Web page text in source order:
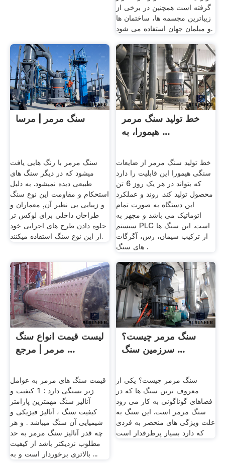
گرفته است همچنین در برخی از
زیباترین مجسمه ها، ساختمان ها
و مبلمان جهان استفاده می شود.
سنگ مرمر | مرسا
سنگ مرمر با رنگ هایی یافت
میشود که در دیگر سنگ های
طبیعی دیده نمیشود. به دلیل
استحکام و مقاومت این نوع سنگ
و زیبایی بی نظیر آن, معماران و
طراحان داخلی برای لوکس تر
جلوه دادن طرح های اجرایی خود
از این نوع سنگ استفاده میکنند.
خط تولید سنگ مرمر
هیمورا، به ...
خط تولید سنگ مرمر از ضایعات
سنگی هیمورا این قابلیت را دارد
که بتواند در هر یک روز 6 تن
محصول تولید کند. روند و عملکرد
این دستگاه به صورت تمام
اتوماتیک می باشد و مجهز به
سیستم PLC است. این سنگ ها
از ترکیب سیمان، رس، آگرگات
های سنگ .
لیست قیمت انواع سنگ
مرمر | مرجع ...
قیمت سنگ های مرمر به عوامل
زیر بستگی دارد : 1 کیفیت و
آنالیز سنگ مهمترین پارامتر
کیفیت سنگ ، آنالیز فیزیکی و
شیمیایی آن سنگ میباشد . و هر
چه قدر آنالیز سنگ مرمر به حد
مطلوب نزدیکتر باشد از کیفیت
بالاتری برخوردار است و به ...
سنگ مرمر چیست؟
سرزمین سنگ ...
سنگ مرمر چیست؟ یکی از
معروف ترین سنگ ها که در
فضاهای گوناگونی به کار می رود
سنگ مرمر است. این سنگ به
علت ویژگی های منحصر به فردی
که دارد بسیار پرطرفدار است